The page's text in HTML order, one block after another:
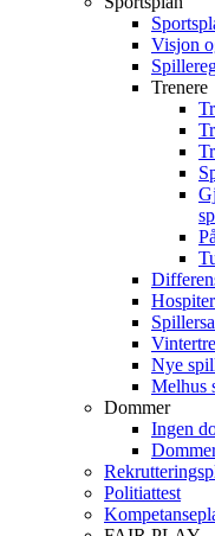
Visjon
Trenere
Nye
Melhus
Dommer
Ingen
Politiattest